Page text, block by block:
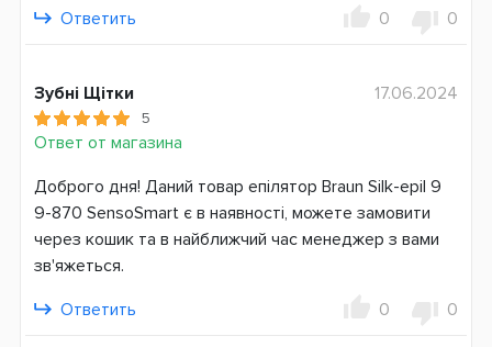
Для точечного удаления волос
Массирование
Влажная эпиляция
Плавающая головка
Количество пинцетов
40
Система питания
Аккумулятор
Ответить
0 0
Зубні Щітки
5
Ответ от магазина
17.06.2024
Доброго дня! Даний товар епілятор Braun Silk-epil 9
9-870 SensoSmart є в наявності, можете замовити
через кошик та в найближчий час менеджер з вами
зв'яжеться.
Ответить
0 0